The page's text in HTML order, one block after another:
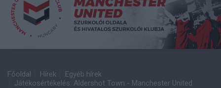
Főoldal Hírek
Egyéb hírek
Játékosértékelés: Aldershot Town - Manchester United